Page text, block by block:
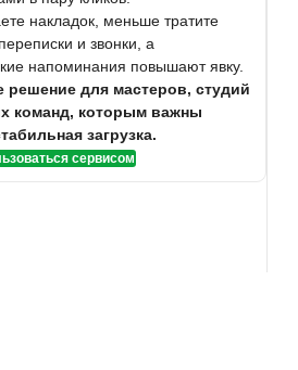
накладок, меньше тратите
и звонки, а
напоминания повышают явку.
решение для мастеров, студий
команд, которым важны
загрузка.
сервисом